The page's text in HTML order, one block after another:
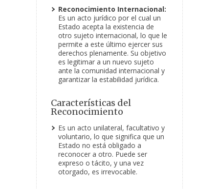
Reconocimiento Internacional:
Es un acto jurídico por el cual un
Estado acepta la existencia de
otro sujeto internacional, lo que le
permite a este último ejercer sus
derechos plenamente. Su objetivo
es legitimar a un nuevo sujeto
ante la comunidad internacional y
garantizar la estabilidad jurídica.
Características del
Reconocimiento
Es un acto unilateral, facultativo y
voluntario, lo que significa que un
Estado no está obligado a
reconocer a otro. Puede ser
expreso o tácito, y una vez
otorgado, es irrevocable.